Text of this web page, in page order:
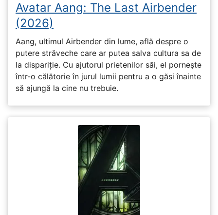
Avatar Aang: The Last Airbender
(2026)
Aang, ultimul Airbender din lume, află despre o
putere străveche care ar putea salva cultura sa de
la dispariție. Cu ajutorul prietenilor săi, el pornește
într-o călătorie în jurul lumii pentru a o găsi înainte
să ajungă la cine nu trebuie.